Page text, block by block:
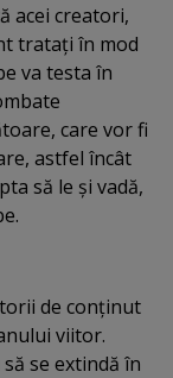
acei creatori,
trataţi în mod
va testa în
care vor fi
astfel încât
să le şi vadă,
de conţinut
viitor.
se extindă în